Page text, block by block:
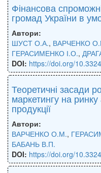
Фінансова
громад України в
Автори:
ШУСТ О.А., ВАРЧЕНКО
ГЕРАСИМЕНКО І.О.,
DOI: https://doi.org/
Теоретичні засади
маркетингу на
продукції
Автори:
ВАРЧЕНКО О.М.,
БАБАНЬ В.П.
DOI: https://doi.org/